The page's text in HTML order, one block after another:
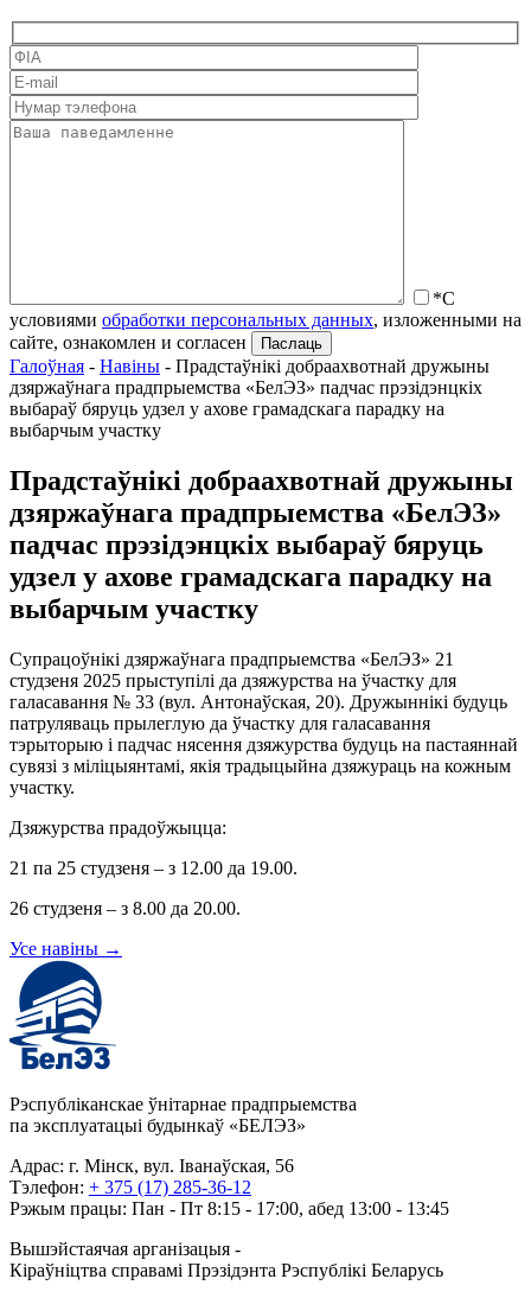
*С
условиями обработки персональных данных, изложенными на
сайте, ознакомлен и согласен
Галоўная - Навіны - Прадстаўнікі добраахвотнай дружыны
дзяржаўнага прадпрыемства «БелЭЗ» падчас прэзідэнцкіх
выбараў бяруць удзел у ахове грамадскага парадку на
выбарчым участку
Прадстаўнікі добраахвотнай дружыны
дзяржаўнага прадпрыемства «БелЭЗ»
падчас прэзідэнцкіх выбараў бяруць
удзел у ахове грамадскага парадку на
выбарчым участку
Супрацоўнікі дзяржаўнага прадпрыемства «БелЭЗ» 21
студзеня 2025 прыступілі да дзяжурства на ўчастку для
галасавання № 33 (вул. Антонаўская, 20). Дружыннікі будуць
патруляваць прылеглую да ўчастку для галасавання
тэрыторыю і падчас нясення дзяжурства будуць на пастаяннай
сувязі з міліцыянтамі, якія традыцыйна дзяжураць на кожным
участку.
Дзяжурства прадоўжыцца:
21 па 25 студзеня – з 12.00 да 19.00.
26 студзеня – з 8.00 да 20.00.
Усе навіны →
Рэспубліканскае ўнітарнае прадпрыемства
па эксплуатацыі будынкаў «БЕЛЭЗ»
Адрас: г. Мінск, вул. Іванаўская, 56
Тэлефон: + 375 (17) 285-36-12
Рэжым працы: Пан - Пт 8:15 - 17:00, абед 13:00 - 13:45
Вышэйстаячая арганізацыя -
Кіраўніцтва справамі Прэзідэнта Рэспублікі Беларусь